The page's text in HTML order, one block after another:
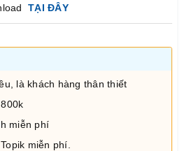
TẠI ĐÂY
là khách hàng thân thiết
miễn phí
miễn phí.